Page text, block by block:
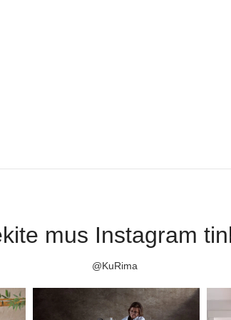
mus Instagram
@KuRima